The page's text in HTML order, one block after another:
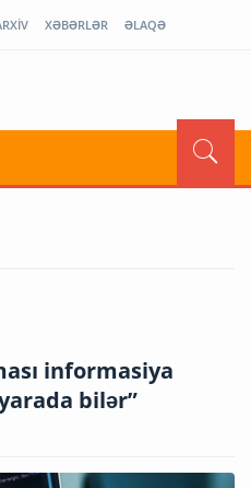
XƏBƏRLƏR ƏLAQƏ
informasiya
bilər”